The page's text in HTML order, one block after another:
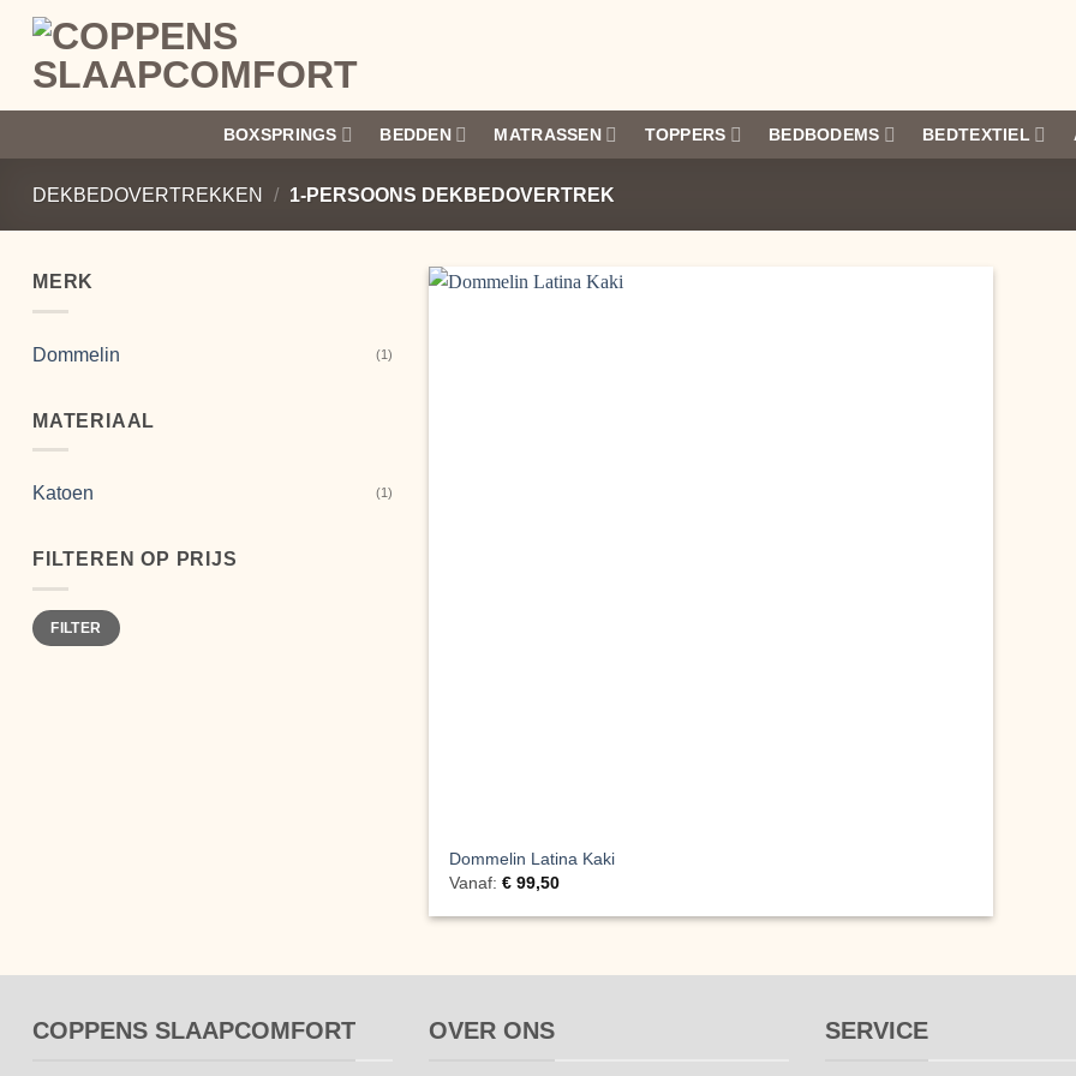
inhoud
BOXSPRINGS BEDDEN MATRASSEN TOPPERS BEDBODEMS BEDTEXTIEL
DEKBEDOVERTREKKEN / 1-PERSOONS DEKBEDOVERTREK
MERK
Dommelin (1)
MATERIAAL
Katoen (1)
FILTEREN OP PRIJS
Min.
prijs
Max.
prijsFILTER
Dommelin Latina Kaki
Vanaf:€ 99,50
COPPENS SLAAPCOMFORT OVER ONS SERVICE